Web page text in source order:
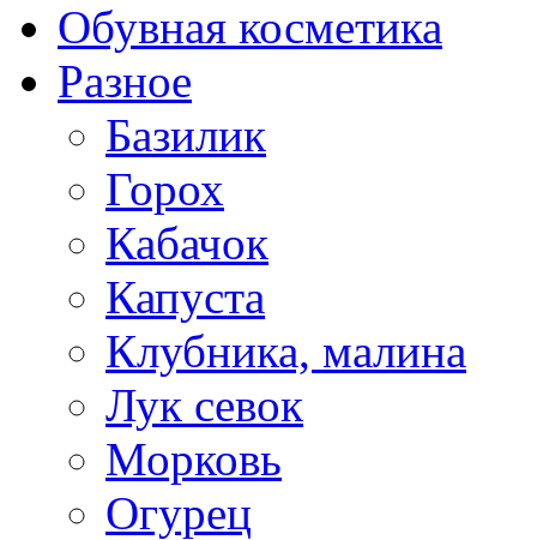
Обувная косметика
Разное
Базилик
Горох
Кабачок
Капуста
Клубника, малина
Лук севок
Морковь
Огурец